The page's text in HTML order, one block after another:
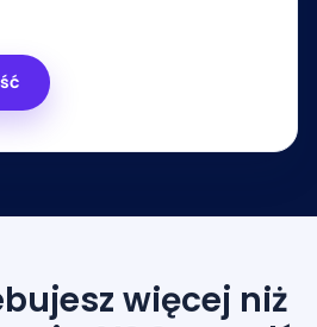
więcej niż